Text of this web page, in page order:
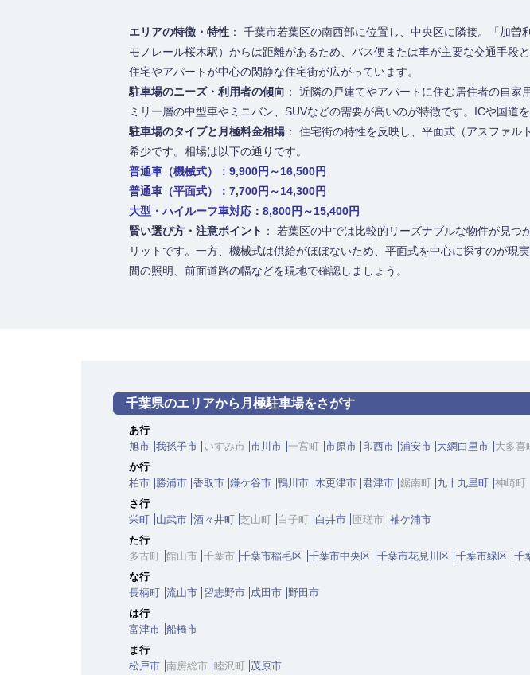
エリアの特徴・特性 ： 千葉市若葉区の南西部に位置し、中央区に隣接。「加
モノレール桜木駅）からは距離があるため、バス便または車が主要な交通手
住宅やアパートが中心の閑静な住宅街が広がっています。
駐車場のニーズ・利用者の傾向 ： 近隣の戸建てやアパートに住む居住者の自
ミリー層の中型車やミニバン、SUVなどの需要が高いのが特徴です。ICや国道
駐車場のタイプと月極料金相場 ： 住宅街の特性を反映し、平面式（アスファ
希少です。相場は以下の通りです。
普通車（機械式）：9,900円～16,500円
普通車（平面式）：7,700円～14,300円
大型・ハイルーフ車対応：8,800円～15,400円
賢い選び方・注意ポイント ： 若葉区の中では比較的リーズナブルな物件が見
リットです。一方、機械式は供給がほぼないため、平面式を中心に探すのが
間の照明、前面道路の幅などを現地で確認しましょう。
千葉県のエリアから月極駐車場をさがす
あ行
旭市 我孫子市 いすみ市 市川市 一宮町 市原市 印西市 浦安市 大網白里市 大多喜
か行
柏市 勝浦市 香取市 鎌ケ谷市 鴨川市 木更津市 君津市 鋸南町 九十九里町 神崎町
さ行
栄町 山武市 酒々井町 芝山町 白子町 白井市 匝瑳市 袖ケ浦市
た行
多古町 館山市 千葉市 千葉市稲毛区 千葉市中央区 千葉市花見川区 千葉市緑区 千
な行
長柄町 流山市 習志野市 成田市 野田市
は行
富津市 船橋市
ま行
松戸市 南房総市 睦沢町 茂原市